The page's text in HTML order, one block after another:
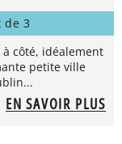
de 3
côté, idéalement
petite ville
EN SAVOIR PLUS